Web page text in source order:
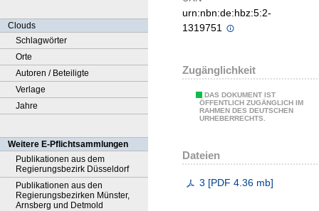
Clouds
Schlagwörter
Orte
Autoren / Beteiligte
Verlage
Jahre
Weitere E-Pflichtsammlungen
Publikationen aus dem
Regierungsbezirk Düsseldorf
Publikationen aus den
Regierungsbezirken Münster,
Arnsberg und Detmold
urn:nbn:de:hbz:5:2-
1319751
Zugänglichkeit
DAS DOKUMENT IST
ÖFFENTLICH ZUGÄNGLICH IM
RAHMEN DES DEUTSCHEN
URHEBERRECHTS.
Dateien
3 [PDF 4.36 mb]